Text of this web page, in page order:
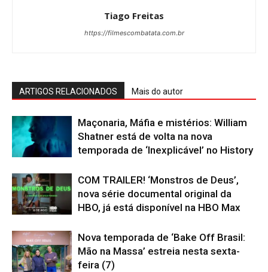
Tiago Freitas
https://filmescombatata.com.br
ARTIGOS RELACIONADOS Mais do autor
Maçonaria, Máfia e mistérios: William
Shatner está de volta na nova
temporada de ‘Inexplicável’ no History
COM TRAILER! ‘Monstros de Deus’,
nova série documental original da
HBO, já está disponível na HBO Max
Nova temporada de ‘Bake Off Brasil:
Mão na Massa’ estreia nesta sexta-
feira (7)